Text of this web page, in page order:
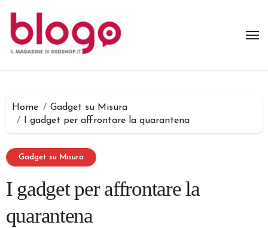
contenuto
Home
Gadget su Misura
I gadget per affrontare la quarantena
Gadget su Misura
I gadget per affrontare la
quarantena